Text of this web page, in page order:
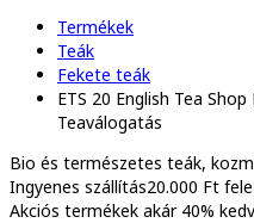
Termékek
Teák
Fekete teák
ETS 20 English Tea
Teaválogatás
Bio és természetes teák,
Ingyenes szállítás20.000 Ft
Akciós termékek akár 40%